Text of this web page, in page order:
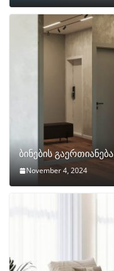
ბინების გაერთიანება
November 4, 2024